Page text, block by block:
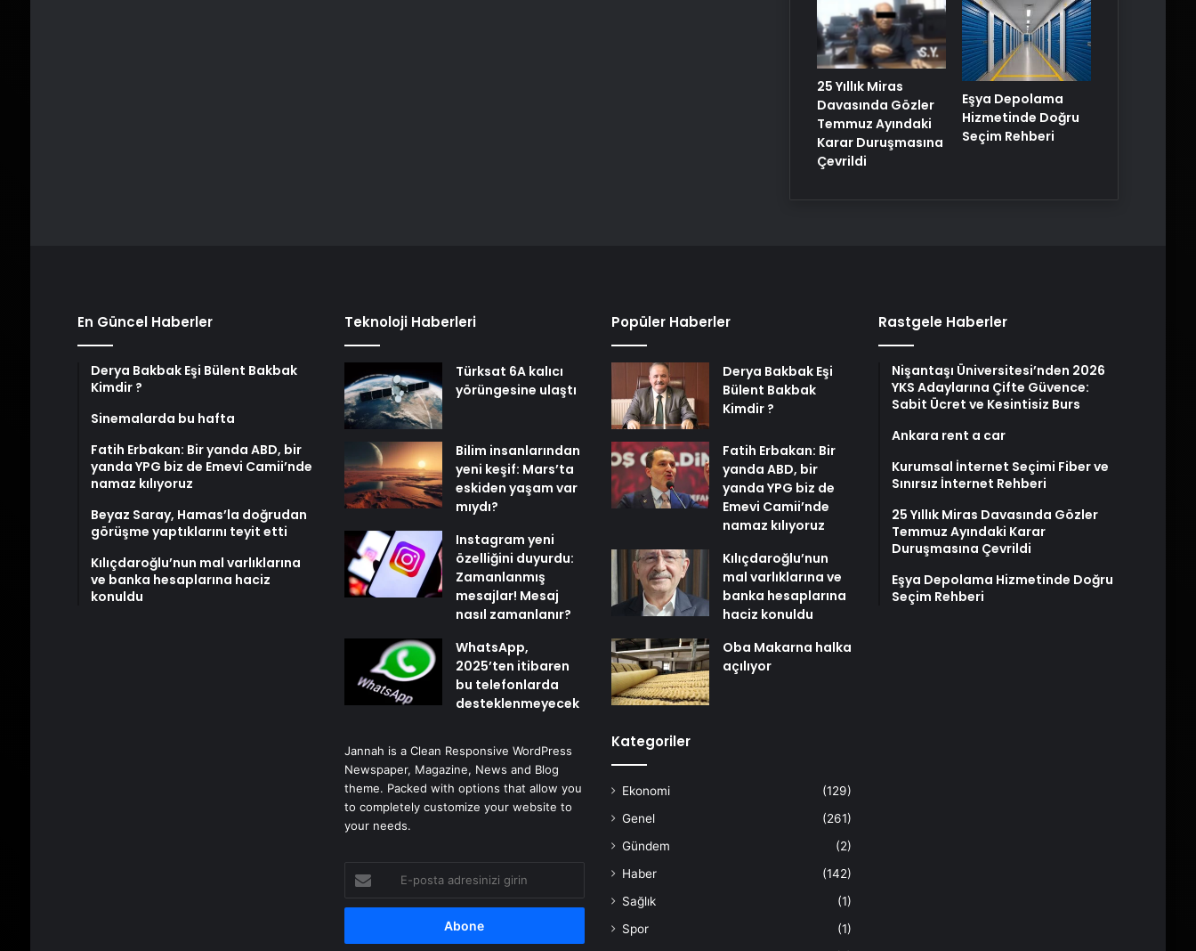
25 Yıllık Miras
Davasında Gözler
Temmuz Ayındaki
Karar Duruşmasına
Çevrildi
Eşya Depolama
Hizmetinde Doğru
Seçim Rehberi
En Güncel Haberler
Derya Bakbak Eşi Bülent Bakbak
Kimdir ?
Sinemalarda bu hafta
Fatih Erbakan: Bir yanda ABD, bir
yanda YPG biz de Emevi Camii’nde
namaz kılıyoruz
Beyaz Saray, Hamas’la doğrudan
görüşme yaptıklarını teyit etti
Kılıçdaroğlu’nun mal varlıklarına
ve banka hesaplarına haciz
konuldu
Teknoloji Haberleri
Türksat 6A kalıcı
yörüngesine ulaştı
Bilim insanlarından
yeni keşif: Mars’ta
eskiden yaşam var
mıydı?
Instagram yeni
özelliğini duyurdu:
Zamanlanmış
mesajlar! Mesaj
nasıl zamanlanır?
WhatsApp,
2025’ten itibaren
bu telefonlarda
desteklenmeyecek
Jannah is a Clean Responsive WordPress
Newspaper, Magazine, News and Blog
theme. Packed with options that allow you
to completely customize your website to
your needs.
posta
adresinizi
Popüler Haberler
Derya Bakbak Eşi
Bülent Bakbak
Kimdir ?
Fatih Erbakan: Bir
yanda ABD, bir
yanda YPG biz de
Emevi Camii’nde
namaz kılıyoruz
Kılıçdaroğlu’nun
mal varlıklarına ve
banka hesaplarına
haciz konuldu
Oba Makarna halka
açılıyor
Kategoriler
Ekonomi
(129)
Genel
(261)
Gündem
(2)
Haber
(142)
Sağlık
(1)
Spor
(1)
Rastgele Haberler
Nişantaşı Üniversitesi’nden 2026
YKS Adaylarına Çifte Güvence:
Sabit Ücret ve Kesintisiz Burs
Ankara rent a car
Kurumsal İnternet Seçimi Fiber ve
Sınırsız İnternet Rehberi
25 Yıllık Miras Davasında Gözler
Temmuz Ayındaki Karar
Duruşmasına Çevrildi
Eşya Depolama Hizmetinde Doğru
Seçim Rehberi